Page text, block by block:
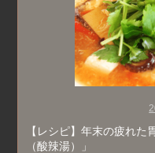
【レシピ】年末の疲れ
（酸辣湯）」